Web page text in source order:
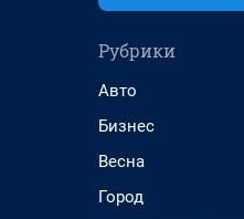
Рубрики
Авто
Бизнес
Весна
Город